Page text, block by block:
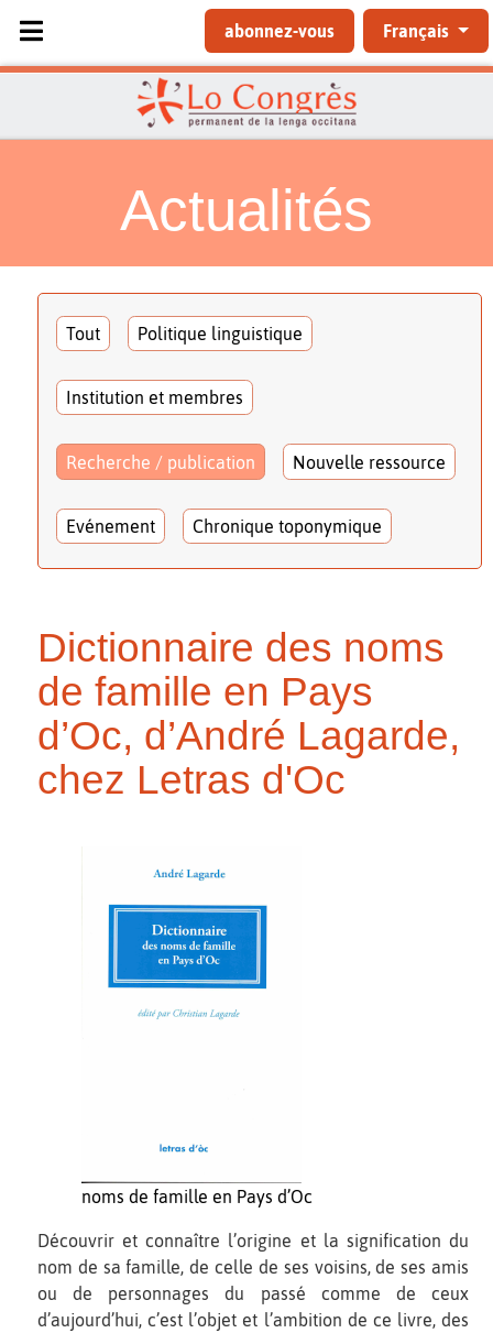
Sélectionnez votre langue
abonnez-vous Français
Actualités
Tout Politique linguistique
Institution et membres
Recherche / publication Nouvelle ressource
Evénement Chronique toponymique
Dictionnaire des noms
de famille en Pays
d’Oc, d’André Lagarde,
chez Letras d'Oc
noms de famille en Pays d’Oc
Découvrir et connaître l’origine et la signification du
nom de sa famille, de celle de ses voisins, de ses amis
ou de personnages du passé comme de ceux
d’aujourd’hui, c’est l’objet et l’ambition de ce livre, des